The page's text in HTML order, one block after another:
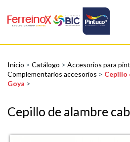
Inicio > Catálogo > Accesorios para
Complementarios accesorios > Cepillo
Goya >
Cepillo de alambre